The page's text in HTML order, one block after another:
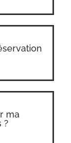
ma
?